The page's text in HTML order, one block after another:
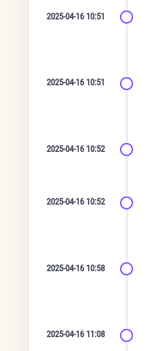
2025-04-16 10:51
2025-04-16 10:51
2025-04-16 10:52
2025-04-16 10:52
2025-04-16 10:58
2025-04-16 11:08